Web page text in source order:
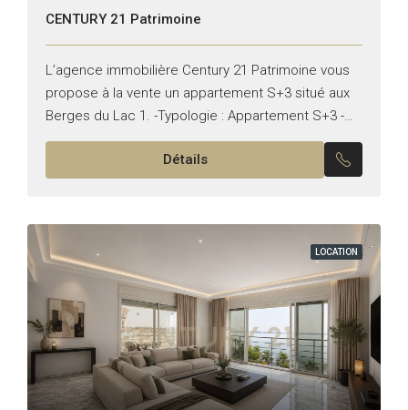
CENTURY 21 Patrimoine
L’agence immobilière Century 21 Patrimoine vous
propose à la vente un appartement S+3 situé aux
Berges du Lac 1. -Typologie : Appartement S+3 -
Superficie : 445 m² **Il se compose de :...
Détails
LOCATION